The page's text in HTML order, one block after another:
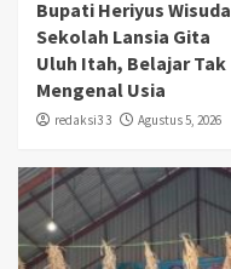
Bupati Heriyus Wisuda
Sekolah Lansia Gita
Uluh Itah, Belajar Tak
Mengenal Usia
redaksi3 3 Agustus 5, 2026